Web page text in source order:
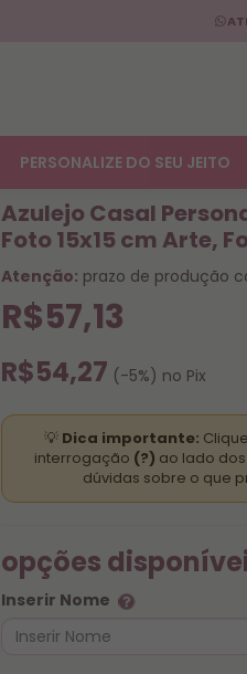
PERSONALIZE DO SEU JEITO
Azulejo Casal
Foto 15x15 cm Arte,
Atenção: prazo de produção
R$57,13
R$54,27 (-5%) no Pix
💡 Dica importante:
interrogação (?) ao lado
dúvidas sobre o que
opções
Inserir Nome